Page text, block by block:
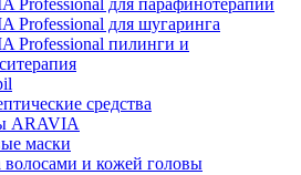
Professional для парафинотерапии
Professional для шугаринга
Professional пилинги и
средства
ARAVIA
маски
волосами и кожей головы